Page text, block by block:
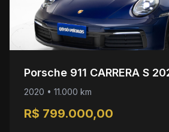
Porsche 911 CARRERA S
2020 • 11.000 km
R$ 799.000,00